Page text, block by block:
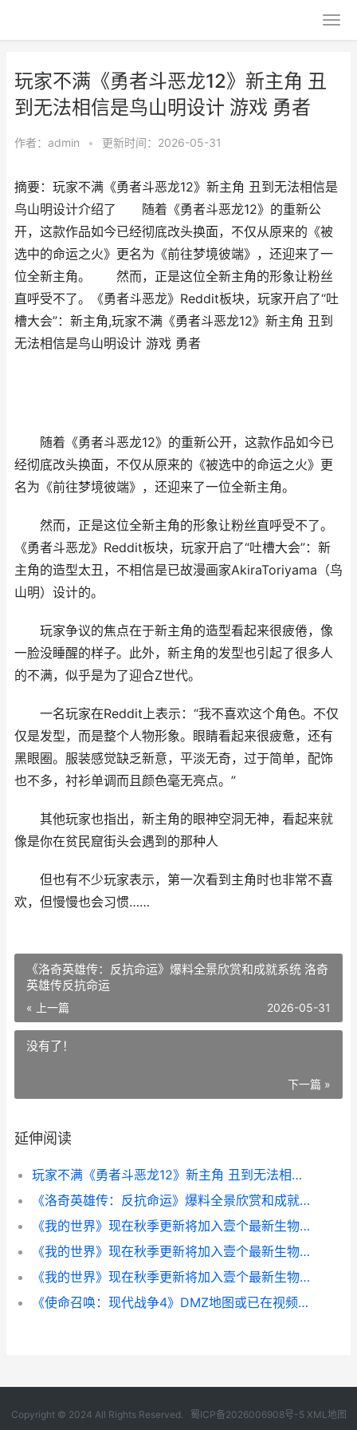
玩家不满《勇者斗恶龙12》新主角 丑
到无法相信是鸟山明设计 游戏 勇者
作者： admin • 更新时间：2026-05-31
摘要：玩家不满《勇者斗恶龙12》新主角 丑到无法相信是
鸟山明设计介绍了 随着《勇者斗恶龙12》的重新公
开，这款作品如今已经彻底改头换面，不仅从原来的《被
选中的命运之火》更名为《前往梦境彼端》，还迎来了一
位全新主角。 然而，正是这位全新主角的形象让粉丝
直呼受不了。《勇者斗恶龙》Reddit板块，玩家开启了“吐
槽大会”：新主角,玩家不满《勇者斗恶龙12》新主角 丑到
无法相信是鸟山明设计 游戏 勇者
随着《勇者斗恶龙12》的重新公开，这款作品如今已
经彻底改头换面，不仅从原来的《被选中的命运之火》更
名为《前往梦境彼端》，还迎来了一位全新主角。
然而，正是这位全新主角的形象让粉丝直呼受不了。
《勇者斗恶龙》Reddit板块，玩家开启了“吐槽大会”：新
主角的造型太丑，不相信是已故漫画家AkiraToriyama（鸟
山明）设计的。
玩家争议的焦点在于新主角的造型看起来很疲倦，像
一脸没睡醒的样子。此外，新主角的发型也引起了很多人
的不满，似乎是为了迎合Z世代。
一名玩家在Reddit上表示：“我不喜欢这个角色。不仅
仅是发型，而是整个人物形象。眼睛看起来很疲惫，还有
黑眼圈。服装感觉缺乏新意，平淡无奇，过于简单，配饰
也不多，衬衫单调而且颜色毫无亮点。”
其他玩家也指出，新主角的眼神空洞无神，看起来就
像是你在贫民窟街头会遇到的那种人
但也有不少玩家表示，第一次看到主角时也非常不喜
欢，但慢慢也会习惯……
《洛奇英雄传：反抗命运》爆料全景欣赏和成就系统 洛奇
英雄传反抗命运
« 上一篇 2026-05-31
没有了！
下一篇 »
延伸阅读
玩家不满《勇者斗恶龙12》新主角 丑到无法相信是鸟山明设计 游戏 勇者
《洛奇英雄传：反抗命运》爆料全景欣赏和成就系统 洛奇英雄传反抗命运
《我的世界》现在秋季更新将加入壹个最新生物群系 我的世界现代战争
《我的世界》现在秋季更新将加入壹个最新生物群系 我的世界现代军事武器模组版
《我的世界》现在秋季更新将加入壹个最新生物群系 我的世界现在是哪个公司经营
《使命召唤：现代战争4》DMZ地图或已在视频中现身 使命召唤现代战争2重制版
Copyright © 2024 All Rights Reserved. 蜀ICP备2026006908号-5 XML地图